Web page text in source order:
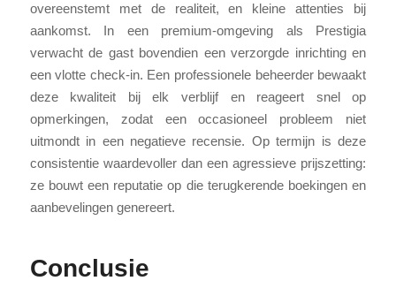
overeenstemt met de realiteit, en kleine attenties bij
aankomst. In een premium-omgeving als Prestigia
verwacht de gast bovendien een verzorgde inrichting en
een vlotte check-in. Een professionele beheerder bewaakt
deze kwaliteit bij elk verblijf en reageert snel op
opmerkingen, zodat een occasioneel probleem niet
uitmondt in een negatieve recensie. Op termijn is deze
consistentie waardevoller dan een agressieve prijszetting:
ze bouwt een reputatie op die terugkerende boekingen en
aanbevelingen genereert.
Conclusie